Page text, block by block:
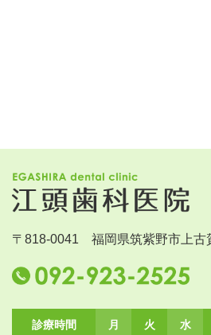
〒818-0041 福岡県筑紫野市上古
診療時間 月 火 水